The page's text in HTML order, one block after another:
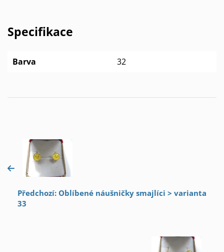
Specifikace
Barva 32
Předchozí: Oblíbené náušničky smajlíci > varianta
33